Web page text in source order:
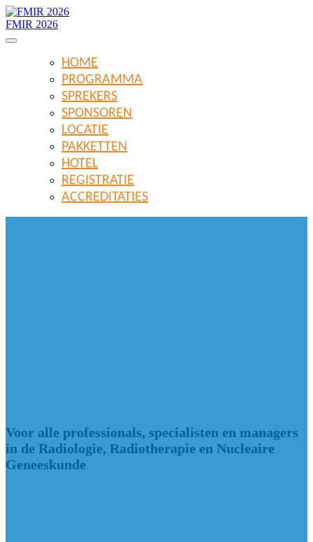
FMIR 2026
HOME
PROGRAMMA
SPREKERS
SPONSOREN
LOCATIE
PAKKETTEN
HOTEL
REGISTRATIE
ACCREDITATIES
Voor alle professionals, specialisten en managers
in de Radiologie, Radiotherapie en Nucleaire
Geneeskunde